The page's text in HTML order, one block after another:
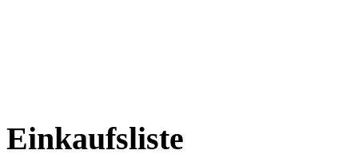
Einkaufsliste